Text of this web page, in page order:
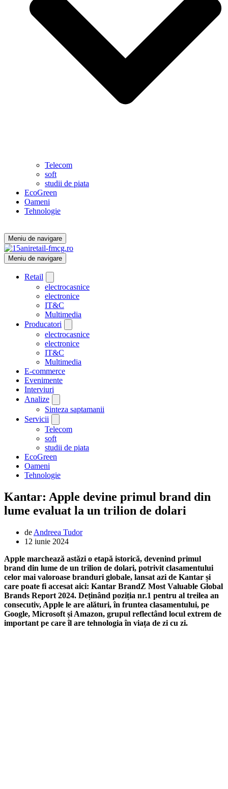
Telecom
soft
studii de piata
EcoGreen
Oameni
Tehnologie
Meniu de navigare
Meniu de navigare
Retail
electrocasnice
electronice
IT&C
Multimedia
Producatori
electrocasnice
electronice
IT&C
Multimedia
E-commerce
Evenimente
Interviuri
Analize
Sinteza saptamanii
Servicii
Telecom
soft
studii de piata
EcoGreen
Oameni
Tehnologie
Kantar: Apple devine primul brand din
lume evaluat la un trilion de dolari
de Andreea Tudor
12 iunie 2024
Apple marchează astăzi o etapă istorică, devenind primul
brand din lume de un trilion de dolari, potrivit clasamentului
celor mai valoroase branduri globale, lansat azi de Kantar și
care poate fi accesat aici: Kantar BrandZ Most Valuable Global
Brands Report 2024. Deținând poziția nr.1 pentru al treilea an
consecutiv, Apple le are alături, în fruntea clasamentului, pe
Google, Microsoft și Amazon, grupul reflectând locul extrem de
important pe care îl are tehnologia în viața de zi cu zi.